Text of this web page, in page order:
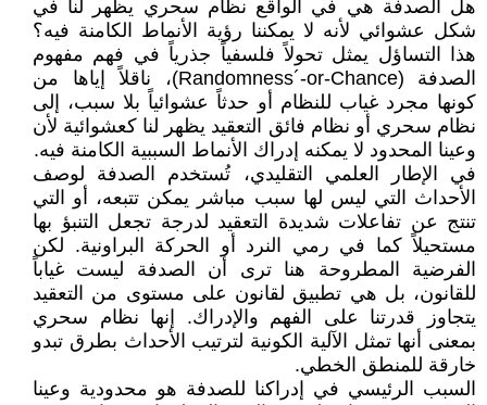
هل الصدفة هي في الواقع نظام سحري يظهر لنا في
شكل عشوائي لأنه لا يمكننا رؤية الأنماط الكامنة فيه؟
هذا التساؤل يمثل تحولاً فلسفياً جذرياً في فهم مفهوم
الصدفة (Randomness´-or-Chance)، ناقلاً إياها من
كونها مجرد غياب للنظام أو حدثاً عشوائياً بلا سبب، إلى
نظام سحري أو نظام فائق التعقيد يظهر لنا كعشوائية لأن
وعينا المحدود لا يمكنه إدراك الأنماط السببية الكامنة فيه.
في الإطار العلمي التقليدي، تُستخدم الصدفة لوصف
الأحداث التي ليس لها سبب مباشر يمكن تتبعه، أو التي
تنتج عن تفاعلات شديدة التعقيد لدرجة تجعل التنبؤ بها
مستحيلاً كما في رمي النرد أو الحركة البراونية. لكن
الفرضية المطروحة هنا ترى أن الصدفة ليست غياباً
للقانون، بل هي تطبيق لقانون على مستوى من التعقيد
يتجاوز قدرتنا على الفهم والإدراك. إنها نظام سحري
بمعنى أنها تمثل الآلية الكونية لترتيب الأحداث بطرق تبدو
خارقة للمنطق الخطي.
السبب الرئيسي في إدراكنا للصدفة هو محدودية وعينا